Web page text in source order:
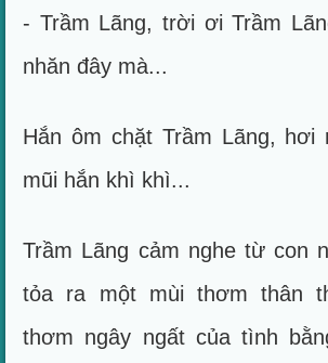
- Trầm Lãng, trời ơi Trầm
nhăn đây mà...
Hắn ôm chặt Trầm Lãng,
mũi hắn khì khì...
Trầm Lãng cảm nghe từ con
tỏa ra một mùi thơm thân
thơm ngây ngất của tình